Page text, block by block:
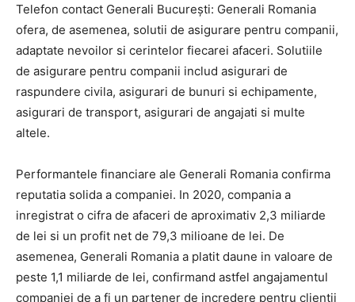
Telefon contact Generali București: Generali Romania
ofera, de asemenea, solutii de asigurare pentru companii,
adaptate nevoilor si cerintelor fiecarei afaceri. Solutiile
de asigurare pentru companii includ asigurari de
raspundere civila, asigurari de bunuri si echipamente,
asigurari de transport, asigurari de angajati si multe
altele.
Performantele financiare ale Generali Romania confirma
reputatia solida a companiei. In 2020, compania a
inregistrat o cifra de afaceri de aproximativ 2,3 miliarde
de lei si un profit net de 79,3 milioane de lei. De
asemenea, Generali Romania a platit daune in valoare de
peste 1,1 miliarde de lei, confirmand astfel angajamentul
companiei de a fi un partener de incredere pentru clientii